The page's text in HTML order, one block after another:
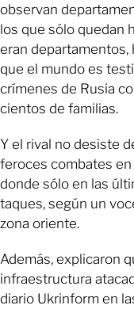
observan
los que sólo quedan
eran departamentos,
que el mundo es
crímenes de Rusia
cientos de familias.
Y el rival no desiste
feroces combates
donde sólo en las
taques, según un
zona oriente.
Además, explicaron
infraestructura
diario Ukrinform en